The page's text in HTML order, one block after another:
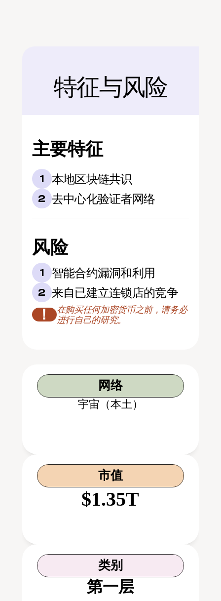
后面
特征与风险
主要特征
1 本地区块链共识
2 去中心化验证者网络
风险
1 智能合约漏洞和利用
2 来自已建立连锁店的竞争
！
在购买任何加密货币之前，请务必
进行自己的研究。
网络
宇宙（本土）
市值
$1.35T
类别
第一层